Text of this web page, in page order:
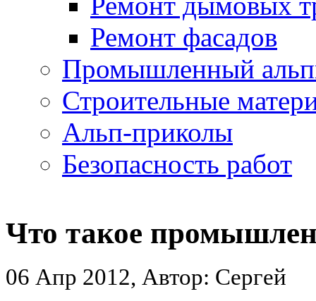
Ремонт фасадов
Промышленный
Строительные
Альп-приколы
Безопасность работ
Что такое
06 Апр 2012, Автор: Сергей